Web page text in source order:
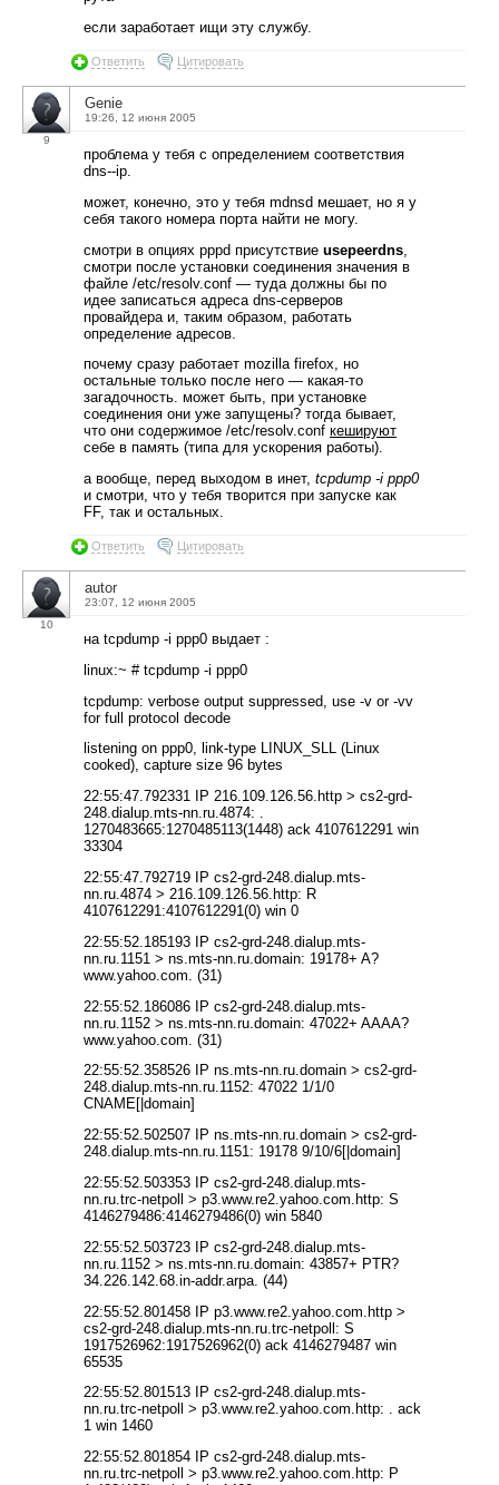
если заработает ищи эту службу.
Ответить Цитировать
9
Genie
19:26, 12 июня 2005
проблема у тебя с определением соответствия
dns--ip.
может, конечно, это у тебя mdnsd мешает, но я у
себя такого номера порта найти не могу.
смотри в опциях pppd присутствие usepeerdns
смотри после установки соединения значения в
файле /etc/resolv.conf — туда должны бы по
идее записаться адреса dns-серверов
провайдера и, таким образом, работать
определение адресов.
почему сразу работает mozilla firefox, но
остальные только после него — какая-то
загадочность. может быть, при установке
соединения они уже запущены? тогда бывает,
что они содержимое /etc/resolv.conf кешируют
себе в память (типа для ускорения работы).
а вообще, перед выходом в инет, tcpdump -i ppp0
и смотри, что у тебя творится при запуске как
FF, так и остальных.
Ответить Цитировать
10
autor
23:07, 12 июня 2005
на tcpdump -i ppp0 выдает :
linux:~ # tcpdump -i ppp0
tcpdump: verbose output suppressed, use -v or -vv
for full protocol decode
listening on ppp0, link-type LINUX_SLL (Linux
cooked), capture size 96 bytes
22:55:47.792331 IP 216.109.126.56.http > cs2-grd-
248.dialup.mts-nn.ru.4874: .
1270483665:1270485113(1448) ack 4107612291 win
33304
22:55:47.792719 IP cs2-grd-248.dialup.mts-
nn.ru.4874 > 216.109.126.56.http: R
4107612291:4107612291(0) win 0
22:55:52.185193 IP cs2-grd-248.dialup.mts-
nn.ru.1151 > ns.mts-nn.ru.domain: 19178+ A?
www.yahoo.com. (31)
22:55:52.186086 IP cs2-grd-248.dialup.mts-
nn.ru.1152 > ns.mts-nn.ru.domain: 47022+ AAAA?
www.yahoo.com. (31)
22:55:52.358526 IP ns.mts-nn.ru.domain > cs2-grd-
248.dialup.mts-nn.ru.1152: 47022 1/1/0
CNAME[|domain]
22:55:52.502507 IP ns.mts-nn.ru.domain > cs2-grd-
248.dialup.mts-nn.ru.1151: 19178 9/10/6[|domain]
22:55:52.503353 IP cs2-grd-248.dialup.mts-
nn.ru.trc-netpoll > p3.www.re2.yahoo.com.http: S
4146279486:4146279486(0) win 5840
22:55:52.503723 IP cs2-grd-248.dialup.mts-
nn.ru.1152 > ns.mts-nn.ru.domain: 43857+ PTR?
34.226.142.68.in-addr.arpa. (44)
22:55:52.801458 IP p3.www.re2.yahoo.com.http >
cs2-grd-248.dialup.mts-nn.ru.trc-netpoll: S
1917526962:1917526962(0) ack 4146279487 win
65535
22:55:52.801513 IP cs2-grd-248.dialup.mts-
nn.ru.trc-netpoll > p3.www.re2.yahoo.com.http: . ack
1 win 1460
22:55:52.801854 IP cs2-grd-248.dialup.mts-
nn.ru.trc-netpoll > p3.www.re2.yahoo.com.http: P